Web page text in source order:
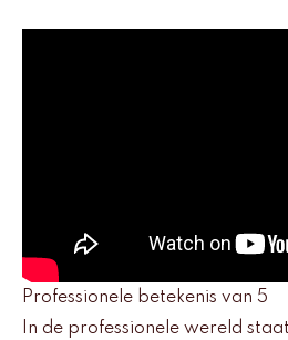
Professionele betekenis van 5
In de professionele wereld